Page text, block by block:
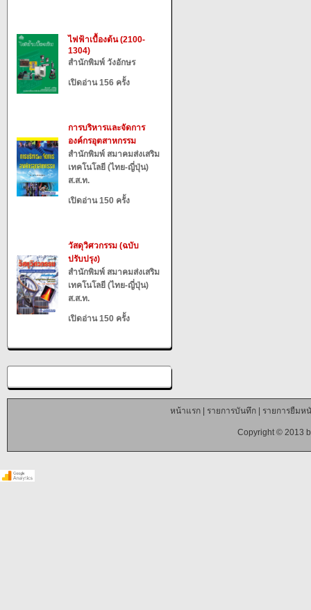
ไฟฟ้าเบื้องต้น (2100-
1304)
สำนักพิมพ์ วังอักษร
เปิดอ่าน 156 ครั้ง
การบริหารและจัดการ
องค์กรอุตสาหกรรม
สำนักพิมพ์ สมาคมส่งเสริม
เทคโนโลยี (ไทย-ญี่ปุ่น)
ส.ส.ท.
เปิดอ่าน 150 ครั้ง
วัสดุวิศวกรรม (ฉบับ
ปรับปรุง)
สำนักพิมพ์ สมาคมส่งเสริม
เทคโนโลยี (ไทย-ญี่ปุ่น)
ส.ส.ท.
เปิดอ่าน 150 ครั้ง
หน้าแรก| รายการบันทึก| รายการยืมห
Copyright © 2013